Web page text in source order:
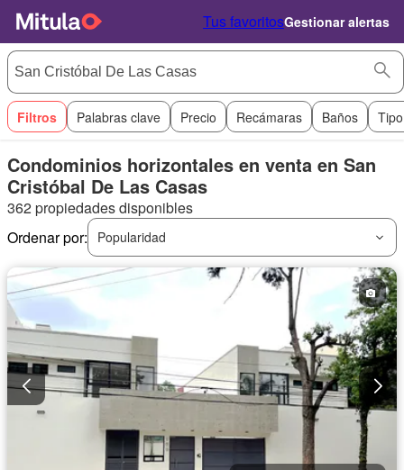
Tus favoritosGestionar alertas
Filtros Palabras clave Precio Recámaras Baños
Condominios horizontales en venta en San
Cristóbal De Las Casas
362 propiedades disponibles
Ordenar por:
Popularidad